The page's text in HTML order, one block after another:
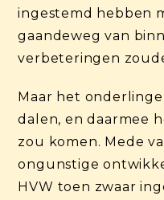
ingestemd hebben
gaandeweg van
verbeteringen
Maar het
dalen, en daarmee
zou komen. Mede
ongunstige
HVW toen zwaar